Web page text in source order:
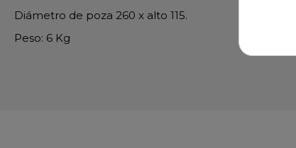
Diámetro de poza 260 x alto 115.
Peso: 6 Kg